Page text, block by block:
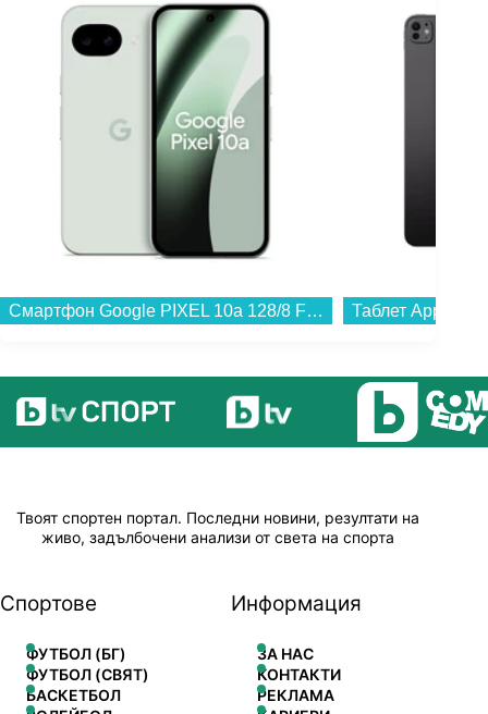
Смартфон Google PIXEL 10a 128/8 FOG , 128 GB, 8 GB...
Твоят спортен портал. Последни новини, резултати на
живо, задълбочени анализи от света на спорта
Спортове
ФУТБОЛ (БГ)
ФУТБОЛ (СВЯТ)
БАСКЕТБОЛ
Информация
ЗА НАС
КОНТАКТИ
РЕКЛАМА